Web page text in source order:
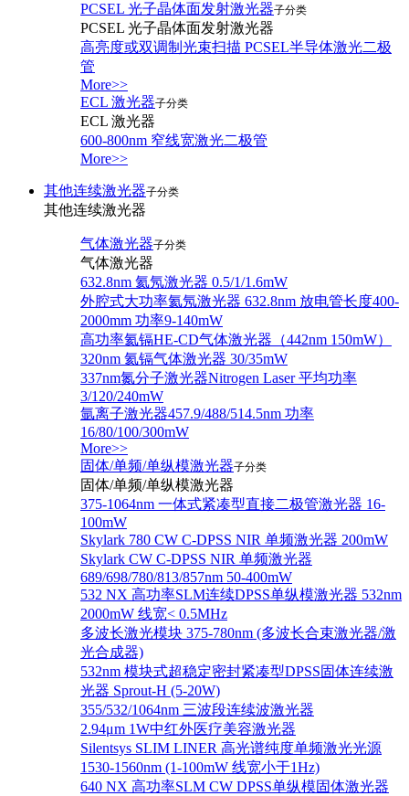
PCSEL 光子晶体面发射激光器子分类
PCSEL 光子晶体面发射激光器
高亮度或双调制光束扫描 PCSEL半导体激光二极
管
More>>
ECL 激光器子分类
ECL 激光器
600-800nm 窄线宽激光二极管
More>>
其他连续激光器子分类
其他连续激光器
气体激光器子分类
气体激光器
632.8nm 氦氖激光器 0.5/1/1.6mW
外腔式大功率氦氖激光器 632.8nm 放电管长度400-
2000mm 功率9-140mW
高功率氦镉HE-CD气体激光器（442nm 150mW）
320nm 氦镉气体激光器 30/35mW
337nm氮分子激光器Nitrogen Laser 平均功率
3/120/240mW
氩离子激光器457.9/488/514.5nm 功率
16/80/100/300mW
More>>
固体/单频/单纵模激光器子分类
固体/单频/单纵模激光器
375-1064nm 一体式紧凑型直接二极管激光器 16-
100mW
Skylark 780 CW C-DPSS NIR 单频激光器 200mW
Skylark CW C-DPSS NIR 单频激光器
689/698/780/813/857nm 50-400mW
532 NX 高功率SLM连续DPSS单纵模激光器 532nm
2000mW 线宽< 0.5MHz
多波长激光模块 375-780nm (多波长合束激光器/激
光合成器)
532nm 模块式超稳定密封紧凑型DPSS固体连续激
光器 Sprout-H (5-20W)
355/532/1064nm 三波段连续波激光器
2.94μm 1W中红外医疗美容激光器
Silentsys SLIM LINER 高光谱纯度单频激光光源
1530-1560nm (1-100mW 线宽小于1Hz)
640 NX 高功率SLM CW DPSS单纵模固体激光器